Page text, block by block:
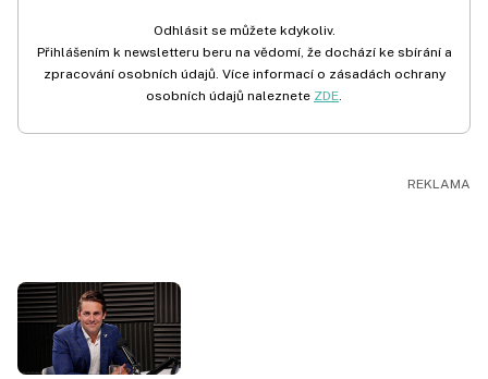
Odhlásit se můžete kdykoliv.
Přihlášením k newsletteru beru na vědomí, že dochází ke sbírání a
zpracování osobních údajů. Více informací o zásadách ochrany
osobních údajů naleznete ZDE.